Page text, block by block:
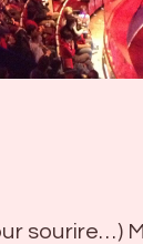
sourire…)